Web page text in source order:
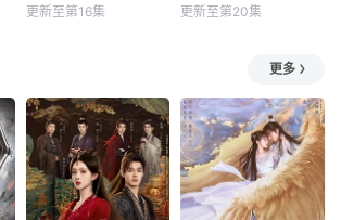
更新至第16集 更新至第20集
更多